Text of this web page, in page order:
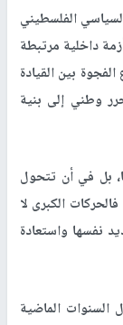
الفلسطيني
داخلية مرتبطة
بين القيادة
وطني إلى بنية
بل في أن تتحول
الكبرى لا
نفسها واستعادة
السنوات الماضية